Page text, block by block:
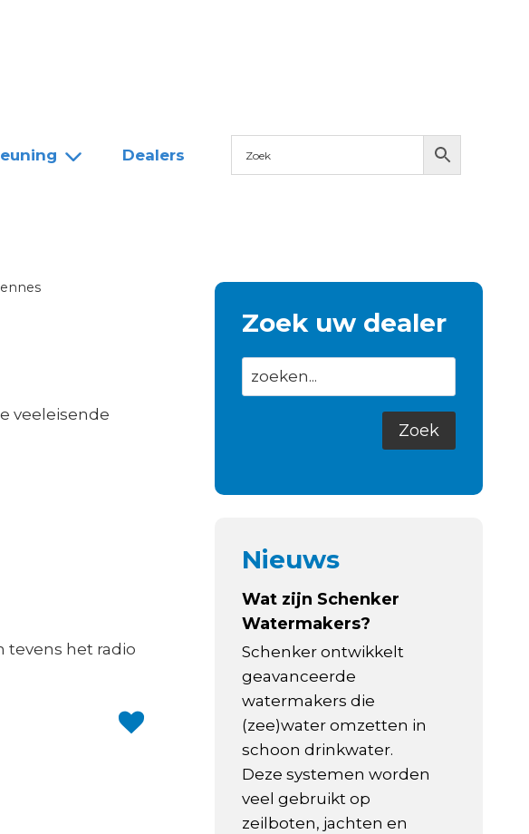
Dealers
veeleisende
tevens het radio
Zoek uw dealer
Nieuws
Wat zijn Schenker
Watermakers?
Schenker ontwikkelt
geavanceerde
watermakers die
(zee)water omzetten in
schoon drinkwater.
Deze systemen worden
veel gebruikt op
zeilboten, jachten en